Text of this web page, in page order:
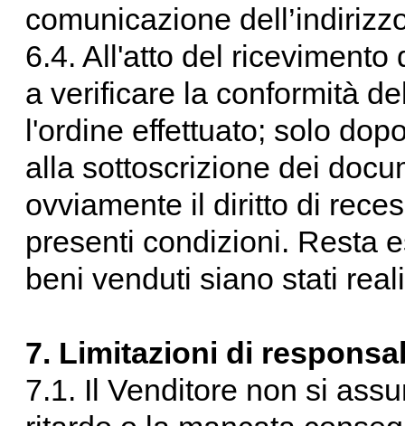
comunicazione
6.4. All'atto del
a verificare la conformità
l'ordine effettuato; solo
alla sottoscrizione dei
ovviamente il diritto di
presenti condizioni. Resta
beni venduti siano stati
7. Limitazioni di
7.1. Il Venditore non si